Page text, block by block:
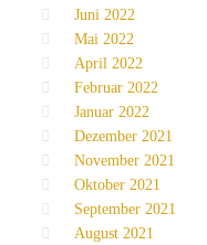
Juni 2022
Mai 2022
April 2022
Februar 2022
Januar 2022
Dezember 2021
November 2021
Oktober 2021
September 2021
August 2021